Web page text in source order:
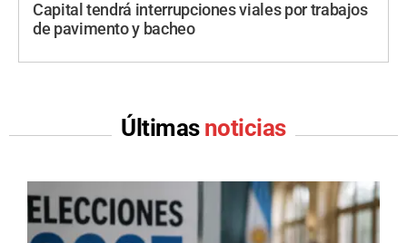
Capital tendrá interrupciones viales por trabajos
de pavimento y bacheo
Últimas noticias